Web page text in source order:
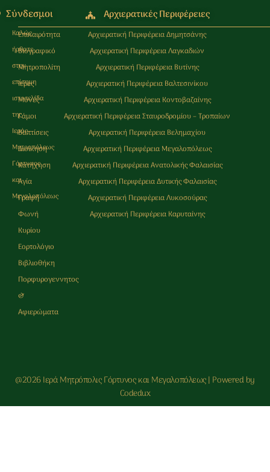
Καλώς
ήρθατε
στην
επίσημη
ιστοσελίδα
της
Ιεράς
Μητρoπόλεως
Γόρτυνος
και
Μεγαλοπόλεως
Σύνδεσμοι
Επικαιρότητα
Βιογραφικό
Μητροπολίτη
Ιερές
Μονές
Γάμοι
Βαπτίσεις
Διοίκηση
Κατήχηση
Αγία
Γραφή
Φωνή
Κυρίου
Εορτολόγιο
Βιβλιοθήκη
Πορφυρογεννητος
&
Αφιερώματα
Αρχιερατικές Περιφέρειες
Αρχιερατική Περιφέρεια Δημητσάνης
Αρχιερατική Περιφέρεια Λαγκαδιών
Αρχιερατική Περιφέρεια Βυτίνης
Αρχιερατική Περιφέρεια Βαλτεσινίκου
Αρχιερατική Περιφέρεια Κοντοβαζαίνης
Αρχιερατική Περιφέρεια Σταυροδρομίου – Τροπαίων
Αρχιερατική Περιφέρεια Βελημαχίου
Αρχιερατική Περιφέρεια Μεγαλοπόλεως
Αρχιερατική Περιφέρεια Ανατολικής Φαλαισίας
Αρχιερατική Περιφέρεια Δυτικής Φαλαισίας
Αρχιερατική Περιφέρεια Λυκοσούρας
Αρχιερατική Περιφέρεια Καρυταίνης
@2026 Ιερά Μητρόπολις Γόρτυνος και Μεγαλοπόλεως | Powered by
Codedux